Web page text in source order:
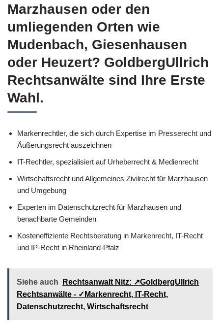
Marzhausen oder den
umliegenden Orten wie
Mudenbach, Giesenhausen
oder Heuzert? GoldbergUllrich
Rechtsanwälte sind Ihre Erste
Wahl.
Markenrechtler, die sich durch Expertise im Presserecht und
Äußerungsrecht auszeichnen
IT-Rechtler, spezialisiert auf Urheberrecht & Medienrecht
Wirtschaftsrecht und Allgemeines Zivilrecht für Marzhausen
und Umgebung
Experten im Datenschutzrecht für Marzhausen und
benachbarte Gemeinden
Kosteneffiziente Rechtsberatung in Markenrecht, IT-Recht
und IP-Recht in Rheinland-Pfalz
Siehe auch
Rechtsanwalt Nitz: ↗️GoldbergUllrich
Rechtsanwälte - ✓Markenrecht, IT-Recht,
Datenschutzrecht, Wirtschaftsrecht